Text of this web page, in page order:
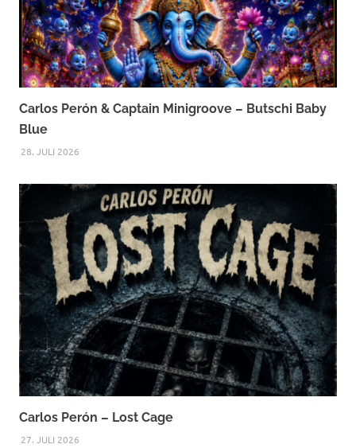
Carlos Perón & Captain Minigroove – Butschi Baby
Blue
28. JULI 2026
Carlos Perón – Lost Cage
27. JULI 2026